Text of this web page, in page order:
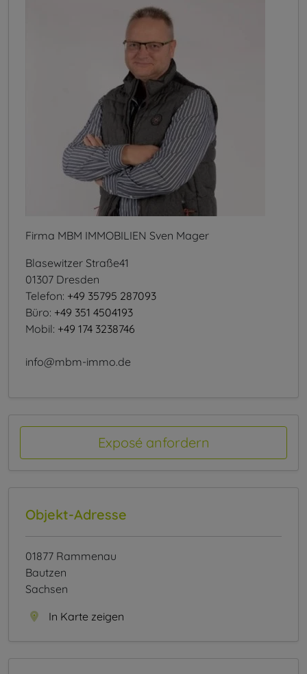
Firma MBM IMMOBILIEN Sven Mager
Blasewitzer Straße41
01307 Dresden
Telefon: +49 35795 287093
Büro: +49 351 4504193
Mobil: +49 174 3238746
info@mbm-immo.de
Exposé anfordern
Objekt-Adresse
01877 Rammenau
Bautzen
Sachsen
In Karte zeigen